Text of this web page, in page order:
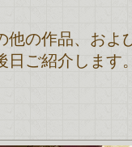
の作品、およ
日ご紹介します